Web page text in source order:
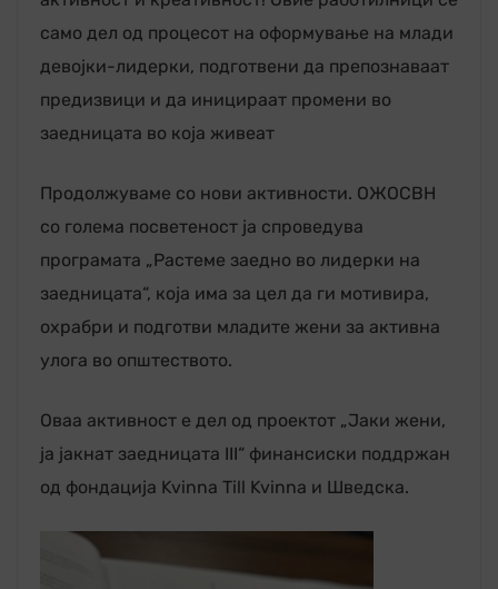
само дел од процесот на оформување на млади
девојки-лидерки, подготвени да препознаваат
предизвици и да иницираат промени во
заедницата во која живеат
Продолжуваме со нови активности. ОЖОСВН
со голема посветеност ја спроведува
програмата „Растеме заедно во лидерки на
заедницата“, која има за цел да ги мотивира,
охрабри и подготви младите жени за активна
улога во општеството.
Оваа активност е дел од проектот „Јаки жени,
ја јакнат заедницата III“ финансиски поддржан
од фондација Kvinna Till Kvinna и Шведска.